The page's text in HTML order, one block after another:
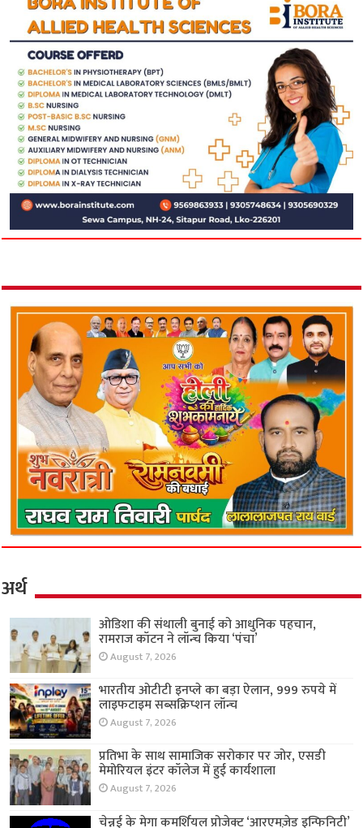
अर्थ
ओडिशा की संथाली बुनाई को आधुनिक पहचान,
रामराज कॉटन ने लॉन्च किया ‘पंचा’
August 7, 2026
भारतीय ओटीटी इनप्ले का बड़ा ऐलान, 999 रुपये में
लाइफटाइम सब्सक्रिप्शन लॉन्च
August 7, 2026
प्रतिभा के साथ सामाजिक सरोकार पर जोर, एसडी
मेमोरियल इंटर कॉलेज में हुई कार्यशाला
August 7, 2026
चेन्नई के मेगा कमर्शियल प्रोजेक्ट ‘आरएमज़ेड इन्फिनिटी’